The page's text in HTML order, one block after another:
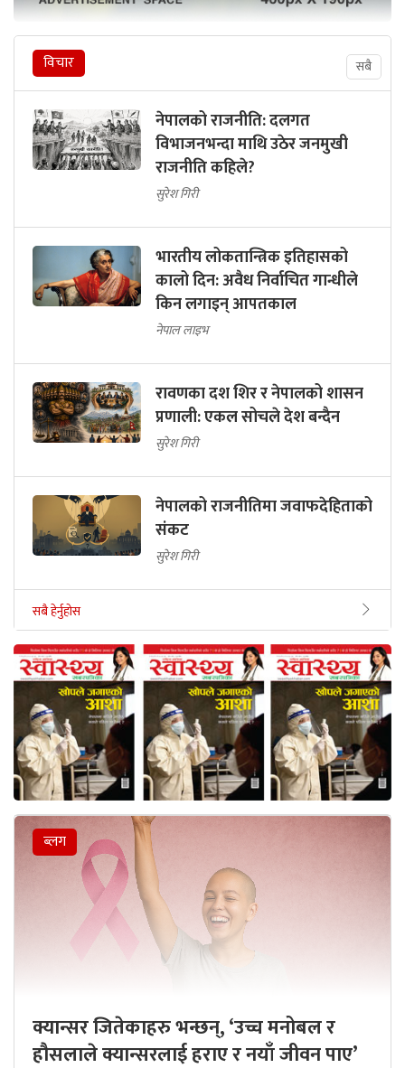
विचार सबै
नेपालको राजनीति: दलगत
विभाजनभन्दा माथि उठेर जनमुखी
राजनीति कहिले?
सुरेश गिरी
भारतीय लोकतान्त्रिक इतिहासको
कालो दिन: अवैध निर्वाचित गान्धीले
किन लगाइन् आपतकाल
नेपाल लाइभ
रावणका दश शिर र नेपालको शासन
प्रणाली: एकल सोचले देश बन्दैन
सुरेश गिरी
नेपालको राजनीतिमा जवाफदेहिताको
संकट
सुरेश गिरी
सबै हेर्नुहोस
ब्लग
क्यान्सर जितेकाहरु भन्छन्, ‘उच्च मनोबल र
हौसलाले क्यान्सरलाई हराए र नयाँ जीवन पाए’